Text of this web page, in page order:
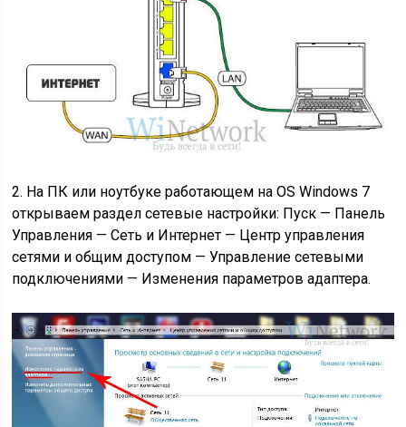
2. На ПК или ноутбуке работающем на OS Windows 7
открываем раздел сетевые настройки: Пуск — Панель
Управления — Сеть и Интернет — Центр управления
сетями и общим доступом — Управление сетевыми
подключениями — Изменения параметров адаптера.